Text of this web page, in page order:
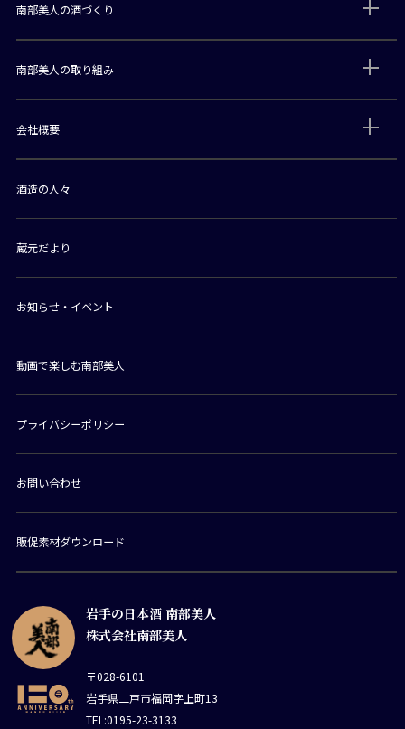
岩手の日本酒 南部美人
株式会社南部美人
〒028-6101
岩手県二戸市福岡字上町13
TEL:0195-23-3133
南部美人の酒づくり
南部美人の取り組み
会社概要
酒造の人々
蔵元だより
お知らせ・イベント
動画で楽しむ南部美人
プライバシーポリシー
お問い合わせ
販促素材ダウンロード